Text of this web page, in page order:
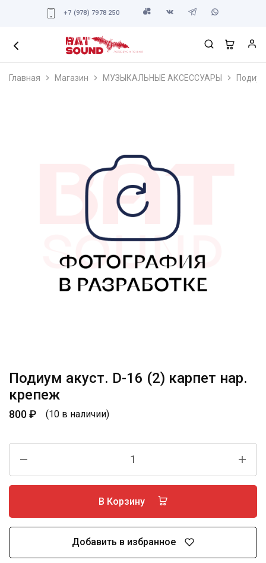
+7 (978) 7978 250
Главная Магазин МУЗЫКАЛЬНЫЕ АКСЕССУАРЫ
Подиум акуст. D-16 (2) карпет нар.
крепеж
800₽ (10 в наличии)
В Корзину
Добавить в избранное